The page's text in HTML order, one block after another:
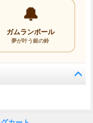
🔔
ガムランボール
夢が叶う銀の鈴